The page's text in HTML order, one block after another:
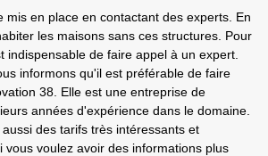
mis en place en contactant des experts. En
les maisons sans ces structures. Pour
indispensable de faire appel à un expert.
informons qu'il est préférable de faire
38. Elle est une entreprise de
années d'expérience dans le domaine.
des tarifs très intéressants et
vous voulez avoir des informations plus